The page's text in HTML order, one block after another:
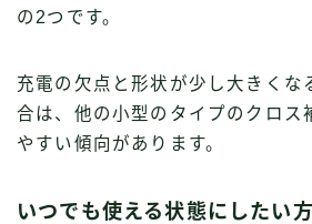
の2つです。
充電の欠点と形状が少し大きくな
合は、他の小型のタイプのクロス
やすい傾向があります。
いつでも使える状態にしたい方